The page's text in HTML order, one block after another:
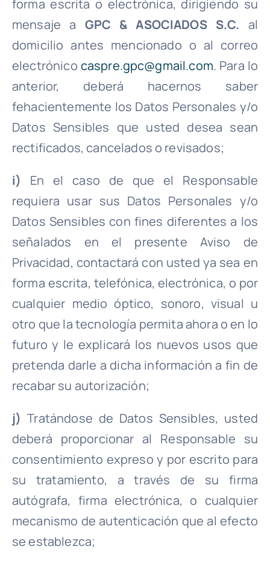
forma escrita o electrónica, dirigiendo su
mensaje a GPC & ASOCIADOS S.C. al
domicilio antes mencionado o al correo
electrónico caspre.gpc@gmail.com. Para lo
anterior, deberá hacernos saber
fehacientemente los Datos Personales y/o
Datos Sensibles que usted desea sean
rectificados, cancelados o revisados;
i) En el caso de que el Responsable
requiera usar sus Datos Personales y/o
Datos Sensibles con fines diferentes a los
señalados en el presente Aviso de
Privacidad, contactará con usted ya sea en
forma escrita, telefónica, electrónica, o por
cualquier medio óptico, sonoro, visual u
otro que la tecnología permita ahora o en lo
futuro y le explicará los nuevos usos que
pretenda darle a dicha información a fin de
recabar su autorización;
j) Tratándose de Datos Sensibles, usted
deberá proporcionar al Responsable su
consentimiento expreso y por escrito para
su tratamiento, a través de su firma
autógrafa, firma electrónica, o cualquier
mecanismo de autenticación que al efecto
se establezca;